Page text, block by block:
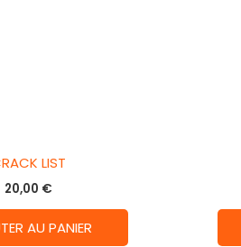
LIST
20,00 €
AU PANIER